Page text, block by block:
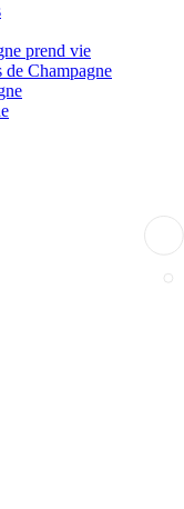
prend vie
de Champagne